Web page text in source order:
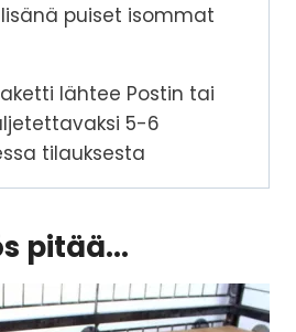
puiset isommat
lähtee Postin tai
5-6
tilauksesta
pitää...